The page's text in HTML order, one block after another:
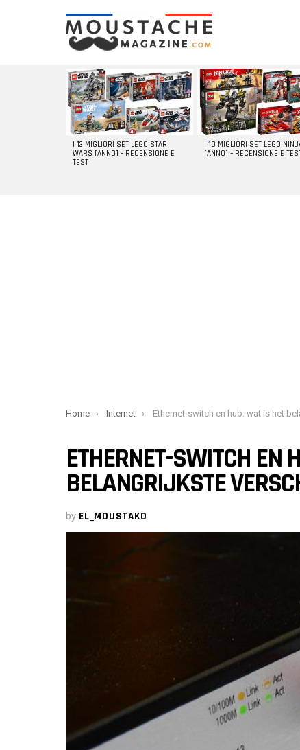
LATEST
STORIES
I 13 MIGLIORI SET LEGO STAR
WARS [ANNO] – RECENSIONE E
TEST
I 10 MIGLIORI SET LEGO
[ANNO] – RECENSIONE E
You are here:
Home Internet Ethernet-switch en hub: wat is het belangrijkste
ETHERNET-SWITCH EN
BELANGRIJKSTE
by EL_MOUSTAKO